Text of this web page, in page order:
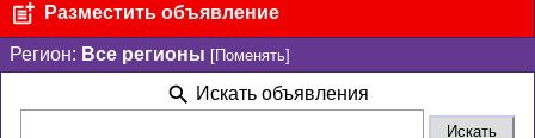
Разместить объявление
Регион: Все регионы [Поменять]
Искать объявления